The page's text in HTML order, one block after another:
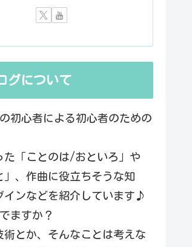
グについて
の初心者による初心者のための
た「ことのは/おといろ」や
」、作曲に役立ちそうな知
インなどを紹介しています♪
ますか？
術とか、そんなことは考えな